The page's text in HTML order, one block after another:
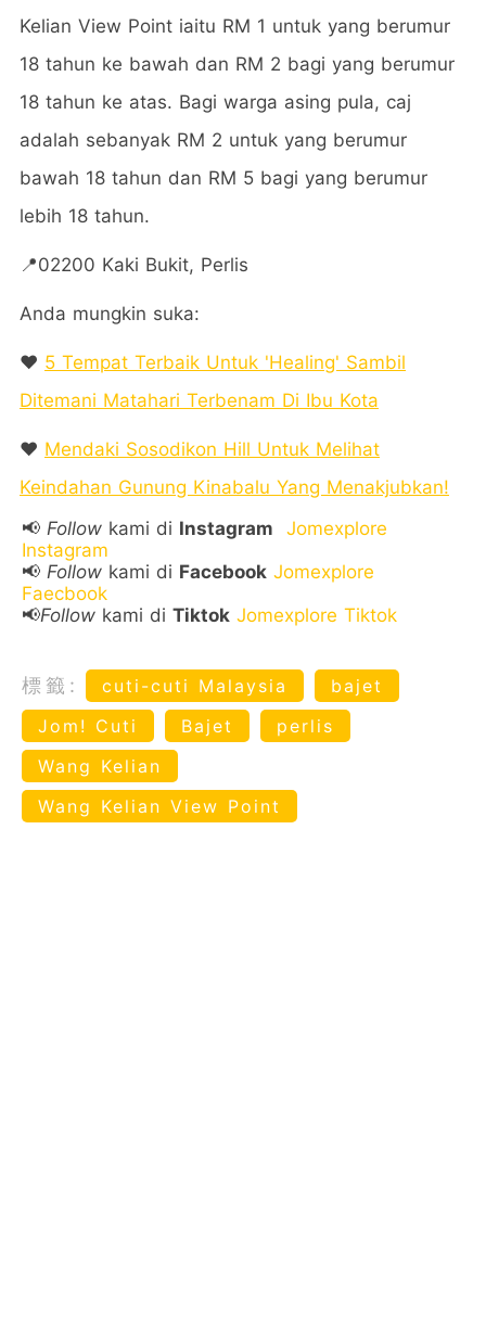
Kelian View Point iaitu RM 1 untuk yang berumur
18 tahun ke bawah dan RM 2 bagi yang berumur
18 tahun ke atas. Bagi warga asing pula, caj
adalah sebanyak RM 2 untuk yang berumur
bawah 18 tahun dan RM 5 bagi yang berumur
lebih 18 tahun.
📍02200 Kaki Bukit, Perlis
Anda mungkin suka:
❤️ 5 Tempat Terbaik Untuk 'Healing' Sambil
Ditemani Matahari Terbenam Di Ibu Kota
❤️ Mendaki Sosodikon Hill Untuk Melihat
Keindahan Gunung Kinabalu Yang Menakjubkan!
📢 Follow kami di Instagram
Jomexplore
Instagram
📢 Follow kami di Facebook Jomexplore
Faecbook
📢Follow kami di Tiktok Jomexplore Tiktok
標籤: cuti-cuti Malaysia
bajet
Jom! Cuti
Bajet
perlis
Wang Kelian
Wang Kelian View Point